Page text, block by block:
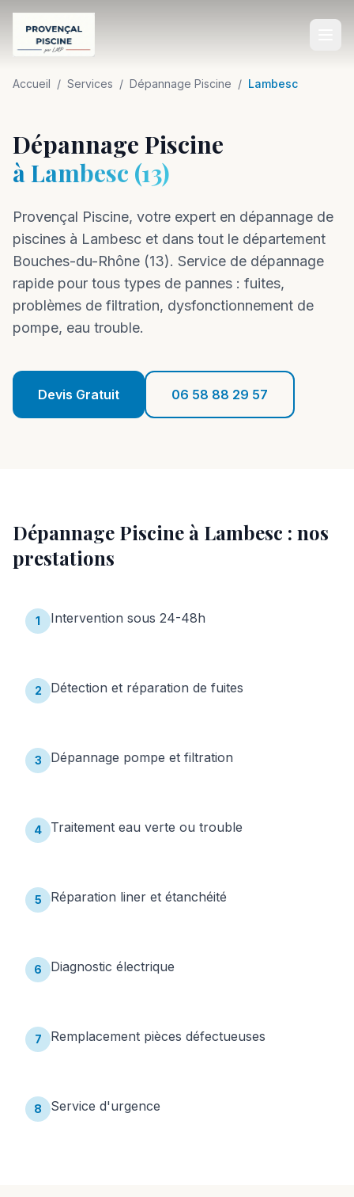
Accueil
Construction de Piscine
Rénovation de Piscine
Entretien de Piscine
Équipements de Piscine
Aménagement Extérieur
Dépannage Piscine
Blog
Devis Gratuit
Accueil / Services / Dépannage Piscine / Lambesc
Dépannage Piscine
àLambesc (13)
Provençal Piscine, votre expert en dépannage de
piscines à Lambesc et dans tout le département
Bouches-du-Rhône (13). Service de dépannage
rapide pour tous types de pannes : fuites,
problèmes de filtration, dysfonctionnement de
pompe, eau trouble.
Devis Gratuit 06 58 88 29 57
Dépannage Piscine à Lambesc : nos
prestations
1 Intervention sous 24-48h
2 Détection et réparation de fuites
3 Dépannage pompe et filtration
4 Traitement eau verte ou trouble
5 Réparation liner et étanchéité
6 Diagnostic électrique
7 Remplacement pièces défectueuses
8 Service d'urgence